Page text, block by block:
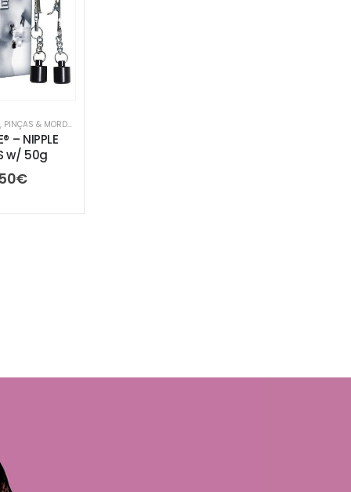
, PINÇAS & MORDAÇAS
– NIPPLE
w/ 50g
€